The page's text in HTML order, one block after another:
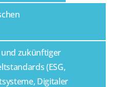
zukünftiger
(ESG,
Digitaler